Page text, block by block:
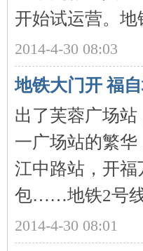
开始试运营。地
2014-4-30 08:03
地铁大门开 福
出了芙蓉广场
一广场站的繁
江中路站，开
包……地铁2号线
2014-4-30 08:01